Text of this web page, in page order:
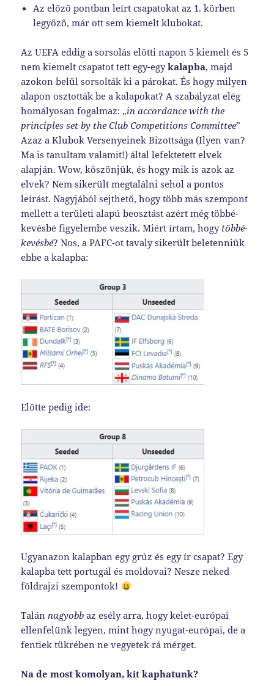
Az előző pontban leírt csapatokat az 1. körben
legyőző, már ott sem kiemelt klubokat.
Az UEFA eddig a sorsolás előtti napon 5 kiemelt és 5
nem kiemelt csapatot tett egy-egykalapba, majd
azokon belül sorsolták ki a párokat. És hogy milyen
alapon osztották be a kalapokat? A szabályzat elég
homályosan fogalmaz: „in accordance with the
principles set by the Club Competitions Committee”
Azaz a Klubok Versenyeinek Bizottsága (Ilyen van?
Ma is tanultam valamit!) által lefektetett elvek
alapján. Wow, köszönjük, és hogy mik is azok az
elvek? Nem sikerült megtalálni sehol a pontos
leírást. Nagyjából sejthető, hogy több más szempont
mellett a területi alapú beosztást azért még többé-
kevésbé figyelembe veszik. Miért írtam, hogy többé-
kevésbé? Nos, a PAFC-ot tavaly sikerült beletenniük
ebbe a kalapba:
Előtte pedig ide:
Ugyanazon kalapban egy grúz és egy ír csapat? Egy
kalapba tett portugál és moldovai? Nesze neked
földrajzi szempontok!
Talánnagyobb az esély arra, hogy kelet-európai
ellenfelünk legyen, mint hogy nyugat-európai, de a
fentiek tükrében ne vegyetek rá mérget.
Na de most komolyan, kit kaphatunk?